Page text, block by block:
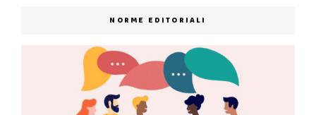
NORME EDITORIALI